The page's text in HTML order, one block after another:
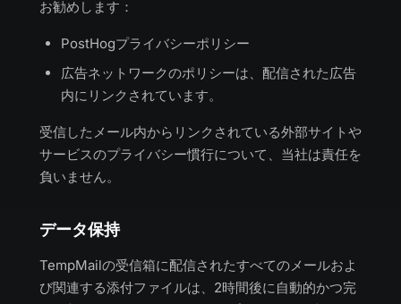
お勧めします：
PostHogプライバシーポリシー
広告ネットワークのポリシーは、配信された広告
内にリンクされています。
受信したメール内からリンクされている外部サイトや
サービスのプライバシー慣行について、当社は責任を
負いません。
データ保持
TempMailの受信箱に配信されたすべてのメールおよ
び関連する添付ファイルは、2時間後に自動的かつ完